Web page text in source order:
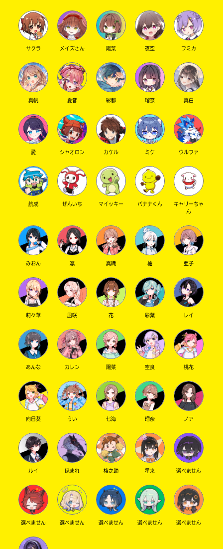
サクラ メイズさん 陽菜 夜空 フミカ
真帆 夏音 彩都 瑠奈 真白
愛 シャオロン カケル ミケ ウルファ
航成 ぜんいち マイッキー バナナくん
キャリーちゃ
ん
みおん 凛 真織 柚 亜子
莉々華 凪咲 花 彩葉 レイ
あんな カレン 陽菜 空良 桃花
向日葵 うい 七海 瑠奈 ノア
ルイ ほまれ 権之助 星来 選べません
選べません 選べません 選べません 選べません 選べません